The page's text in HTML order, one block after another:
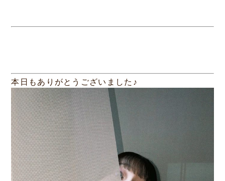
本日もありがとうございました♪